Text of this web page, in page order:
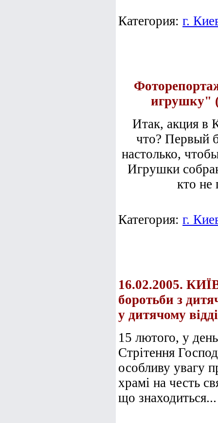
Категория: г.
игрушку"
Итак, акция в
что? Первый
настолько,
Игрушки
кто не
Категория: г.
16.02.2005.
боротьби з
у дитячому
15 лютого, у
Стрітення
особливу увагу
храмі на честь
що знаходиться...